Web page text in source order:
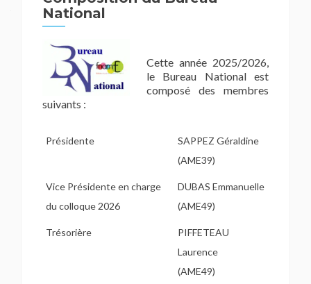
National
Cette année 2025/2026,
le Bureau National est
composé des membres
suivants :
Présidente
SAPPEZ Géraldine
(AME39)
Vice Présidente en charge
du colloque 2026
DUBAS Emmanuelle
(AME49)
Trésorière
PIFFETEAU
Laurence
(AME49)